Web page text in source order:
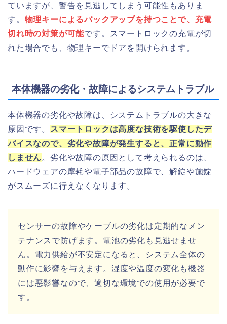
ていますが、警告を見逃してしまう可能性もありま
す。 物理キーによるバックアップを持つことで、充電
切れ時の対策が可能です。スマートロックの充電が切
れた場合でも、物理キーでドアを開けられます。
本体機器の劣化・故障によるシステムトラブル
本体機器の劣化や故障は、システムトラブルの大きな
原因です。
スマートロックは高度な技術を駆使したデ
バイスなので、劣化や故障が発生すると、正常に動作
しません。劣化や故障の原因として考えられるのは、
ハードウェアの摩耗や電子部品の故障で、解錠や施錠
がスムーズに行えなくなります。
センサーの故障やケーブルの劣化は定期的なメン
テナンスで防げます。電池の劣化も見逃せませ
ん。電力供給が不安定になると、システム全体の
動作に影響を与えます。湿度や温度の変化も機器
には悪影響なので、適切な環境での使用が必要で
す。